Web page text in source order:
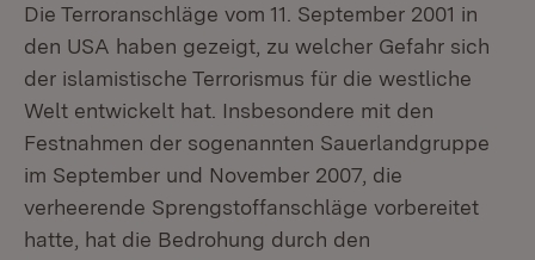
Die Terroranschläge vom 11. September 2001 in
den USA haben gezeigt, zu welcher Gefahr sich
der islamistische Terrorismus für die westliche
Welt entwickelt hat. Insbesondere mit den
Festnahmen der sogenannten Sauerlandgruppe
im September und November 2007, die
verheerende Sprengstoffanschläge vorbereitet
hatte, hat die Bedrohung durch den